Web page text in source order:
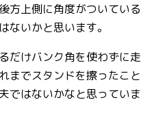
方上側に角度がついている
ないかと思います。
だけバンク角を使わずに走
までスタンドを擦ったこと
ではないかなと思っていま